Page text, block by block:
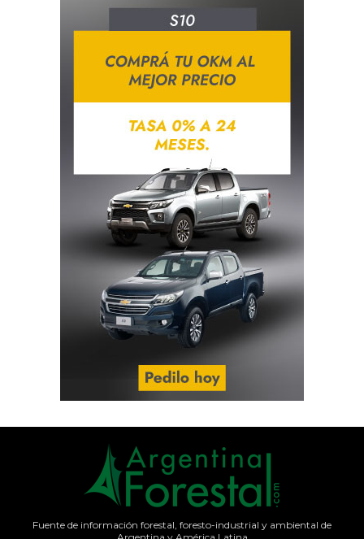
Fuente de información forestal, foresto-industrial y ambiental de